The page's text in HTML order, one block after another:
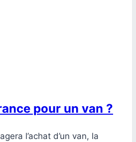
pour un van ?
l’achat d’un van, la